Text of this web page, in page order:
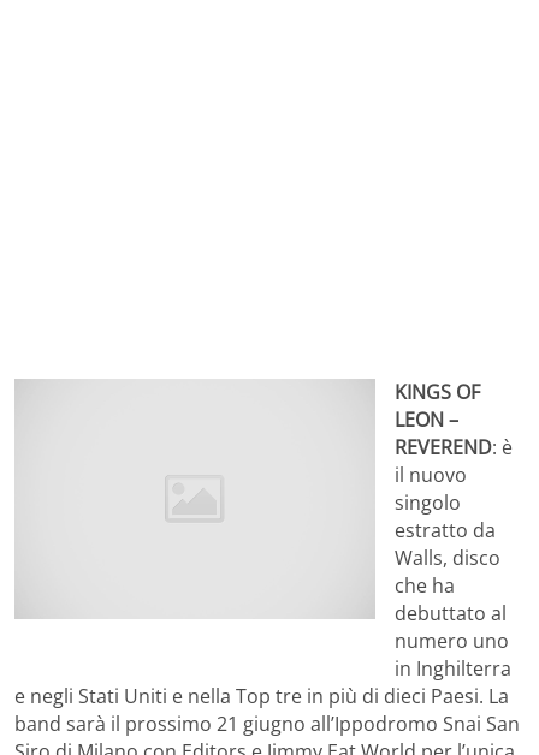
KINGS OF
LEON –
REVEREND: è
il nuovo
singolo
estratto da
Walls, disco
che ha
debuttato al
numero uno
in Inghilterra
e negli Stati Uniti e nella Top tre in più di dieci Paesi. La
band sarà il prossimo 21 giugno all’Ippodromo Snai San